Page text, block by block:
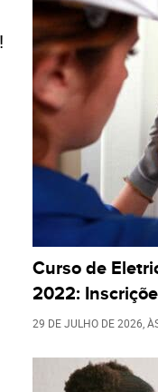
Curso de
2022:
29 DE JULHO DE 2026 ,